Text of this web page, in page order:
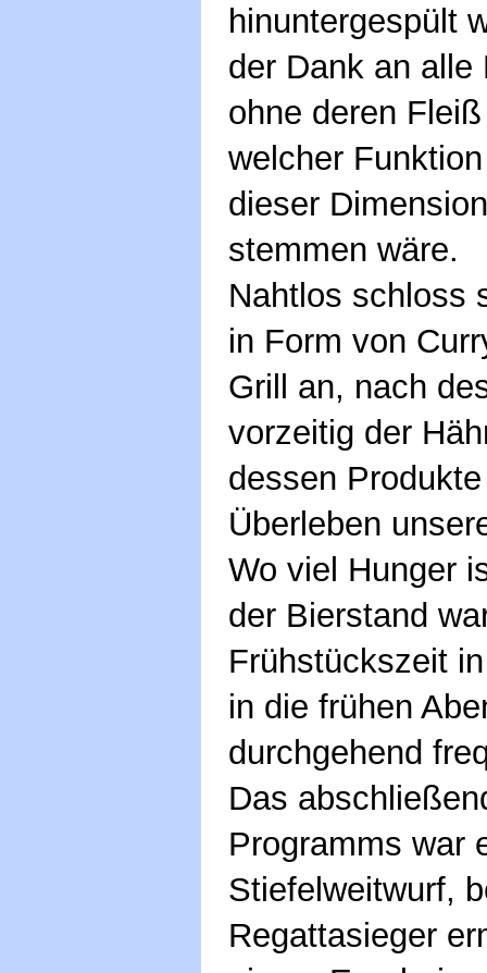
hinuntergespült
der Dank an alle
ohne deren
welcher
dieser
stemmen wäre.
Nahtlos schloss
in Form von
Grill an, nach
vorzeitig der
dessen
Überleben
Wo viel Hunger
der Bierstand
Frühstückszeit
in die frühen
durchgehend
Das
Programms war
Stiefelweitwurf,
Regattasieger